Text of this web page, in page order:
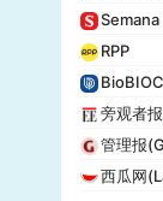
Semana
RPP
旁观者
管理报
西瓜网